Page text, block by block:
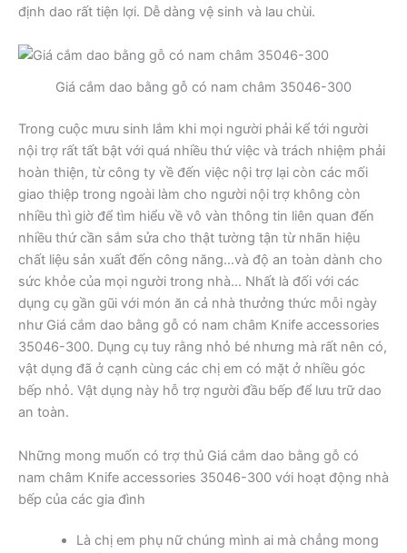
định dao rất tiện lợi. Dễ dàng vệ sinh và lau chùi.
Giá cắm dao bằng gỗ có nam châm 35046-300
Trong cuộc mưu sinh lắm khi mọi người phải kể tới người
nội trợ rất tất bật với quá nhiều thứ việc và trách nhiệm phải
hoàn thiện, từ công ty về đến việc nội trợ lại còn các mối
giao thiệp trong ngoài làm cho người nội trợ không còn
nhiều thì giờ để tìm hiểu về vô vàn thông tin liên quan đến
nhiều thứ cần sắm sửa cho thật tường tận từ nhãn hiệu
chất liệu sản xuất đến công năng…và độ an toàn dành cho
sức khỏe của mọi người trong nhà… Nhất là đối với các
dụng cụ gần gũi với món ăn cả nhà thưởng thức mỗi ngày
như Giá cắm dao bằng gỗ có nam châm Knife accessories
35046-300. Dụng cụ tuy rằng nhỏ bé nhưng mà rất nên có,
vật dụng đã ở cạnh cùng các chị em có mặt ở nhiều góc
bếp nhỏ. Vật dụng này hỗ trợ người đầu bếp để lưu trữ dao
an toàn.
Những mong muốn có trợ thủ Giá cắm dao bằng gỗ có
nam châm Knife accessories 35046-300 với hoạt động nhà
bếp của các gia đình
Là chị em phụ nữ chúng mình ai mà chẳng mong